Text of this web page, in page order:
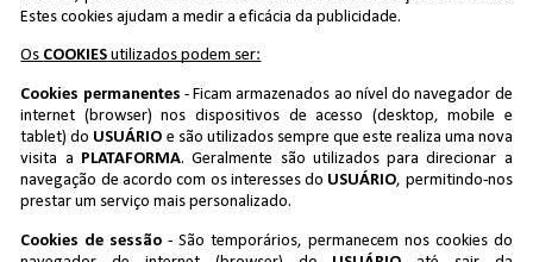
Estes cookies ajudam a medir a eficácia da publicidade.
Os COOKIES utilizados podem ser:
Cookies permanentes - Ficam armazenados ao nível do navegador de
internet (browser) nos dispositivos de acesso (desktop, mobile e
tablet) do USUÁRIO e são utilizados sempre que este realiza uma nova
visita a PLATAFORMA. Geralmente são utilizados para direcionar a
navegação de acordo com os interesses do USUÁRIO, permitindo-nos
prestar um serviço mais personalizado.
Cookies de sessão - São temporários, permanecem nos cookies do